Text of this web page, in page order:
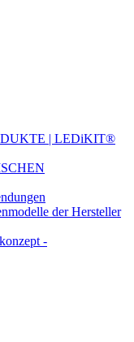
| LEDiKIT®
der Hersteller
-